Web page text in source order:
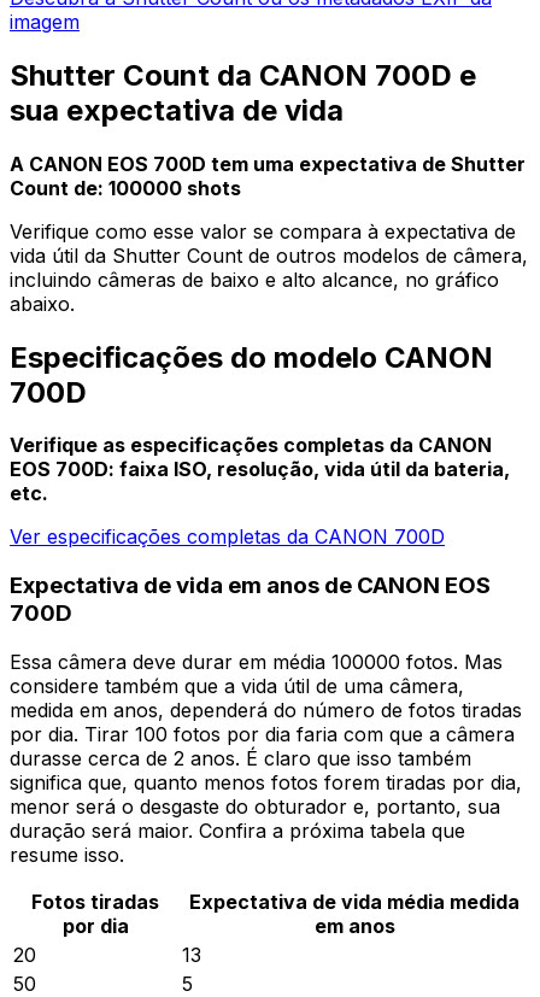
imagem
Shutter Count da CANON 700D e
sua expectativa de vida
A CANON EOS 700D tem uma expectativa de Shutter
Count de: 100000 shots
Verifique como esse valor se compara à expectativa de
vida útil da Shutter Count de outros modelos de câmera,
incluindo câmeras de baixo e alto alcance, no gráfico
abaixo.
Especificações do modelo CANON
700D
Verifique as especificações completas da CANON
EOS 700D: faixa ISO, resolução, vida útil da bateria,
etc.
Ver especificações completas da CANON 700D
Expectativa de vida em anos de CANON EOS
700D
Essa câmera deve durar em média 100000 fotos. Mas
considere também que a vida útil de uma câmera,
medida em anos, dependerá do número de fotos tiradas
por dia. Tirar 100 fotos por dia faria com que a câmera
durasse cerca de 2 anos. É claro que isso também
significa que, quanto menos fotos forem tiradas por dia,
menor será o desgaste do obturador e, portanto, sua
duração será maior. Confira a próxima tabela que
resume isso.
Fotos tiradas
por dia
Expectativa de vida média medida
em anos
20
13
50
5